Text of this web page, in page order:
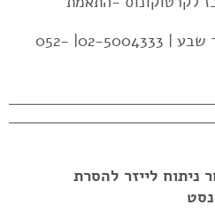
מודיעין | ירושלים | באר שבע | 02-5004333| 052-
לייזר להסרת